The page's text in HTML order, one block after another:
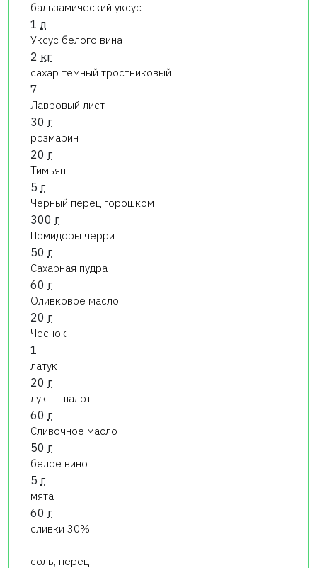
бальзамический уксус
1л
Уксус белого вина
2 кг
сахар темный тростниковый
7
Лавровый лист
30 г
розмарин
20 г
Тимьян
5 г
Черный перец горошком
300 г
Помидоры черри
50 г
Сахарная пудра
60 г
Оливковое масло
20 г
Чеснок
1
латук
20 г
лук — шалот
60 г
Сливочное масло
50 г
белое вино
5 г
мята
60 г
сливки 30%
соль, перец